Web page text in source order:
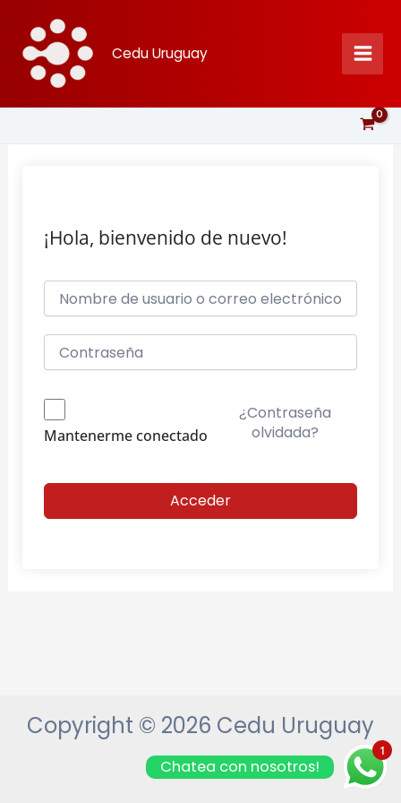
contenido
Cedu Uruguay
¡Hola, bienvenido de nuevo!
Mantenerme conectado
¿Contraseña
olvidada?
Acceder
Copyright © 2026 Cedu Uruguay
1
Chatea con nosotros!